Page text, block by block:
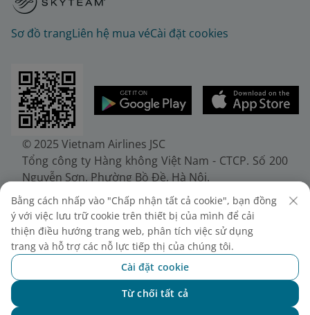
Sơ đồ trangLiên hệ mua véCài đặt cookies
© 2025 Vietnam Airlines JSC
Tổng công ty Hàng không Việt Nam - CTCP. Số 200
Nguyễn Sơn, Phường Bồ Đề, Hà Nội.
Điện thoại: (+84-24) 38272289. Fax: (+84-24)
38722375
Giấy chứng nhận đăng ký doanh nghiệp, mã số
doanh nghiệp 0100107518, đăng ký lần đầu ngày
30/6/2010, đăng ký thay đổi lần thứ 10 ngày
24/7/2025, cấp bởi Sở Tài chính Thành phố Hà Nội.
Bằng cách nhấp vào "Chấp nhận tất cả cookie", bạn đồng
ý với việc lưu trữ cookie trên thiết bị của mình để cải
thiện điều hướng trang web, phân tích việc sử dụng
trang và hỗ trợ các nỗ lực tiếp thị của chúng tôi.
Cài đặt cookie
Từ chối tất cả